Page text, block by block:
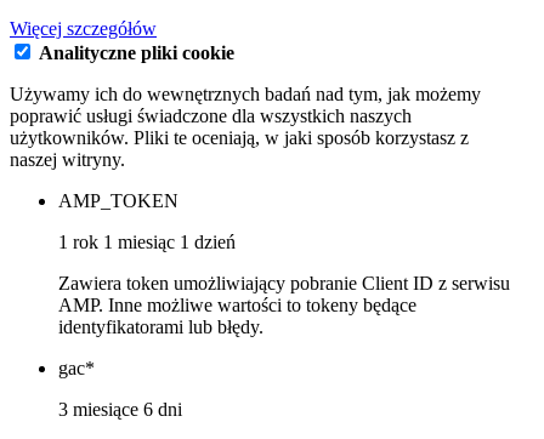
Więcej szczegółów
Analityczne pliki cookie
Używamy ich do wewnętrznych badań nad tym, jak możemy
poprawić usługi świadczone dla wszystkich naszych
użytkowników. Pliki te oceniają, w jaki sposób korzystasz z
naszej witryny.
AMP_TOKEN
1 rok 1 miesiąc 1 dzień
Zawiera token umożliwiający pobranie Client ID z serwisu
AMP. Inne możliwe wartości to tokeny będące
identyfikatorami lub błędy.
gac*
3 miesiące 6 dni